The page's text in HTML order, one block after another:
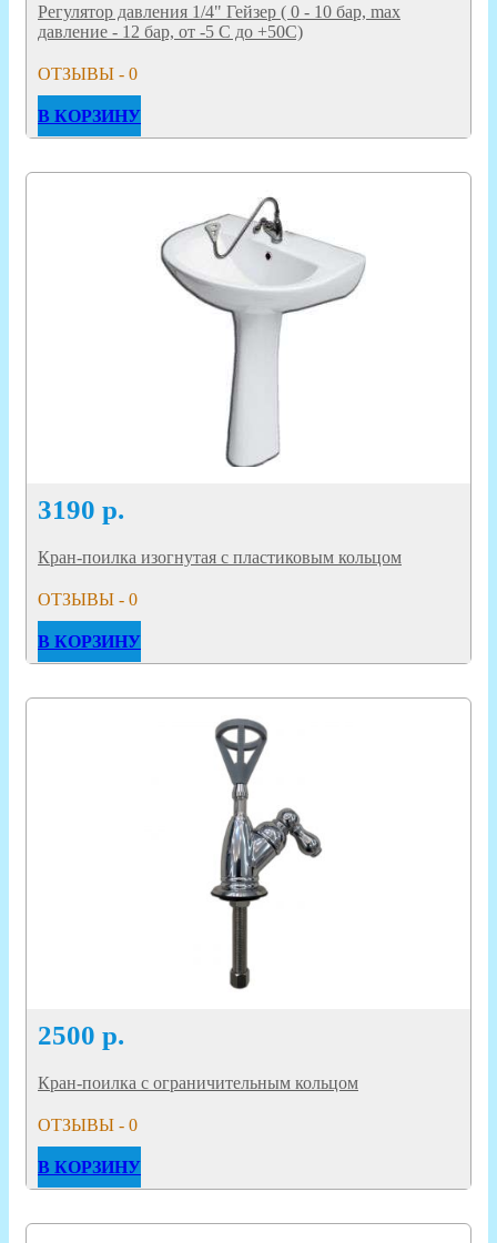
Регулятор давления 1/4" Гейзер ( 0 - 10 бар, max
давление - 12 бар, от -5 С до +50С)
ОТЗЫВЫ - 0
В КОРЗИНУ
3190 р.
Кран-поилка изогнутая с пластиковым кольцом
ОТЗЫВЫ - 0
В КОРЗИНУ
2500 р.
Кран-поилка с ограничительным кольцом
ОТЗЫВЫ - 0
В КОРЗИНУ